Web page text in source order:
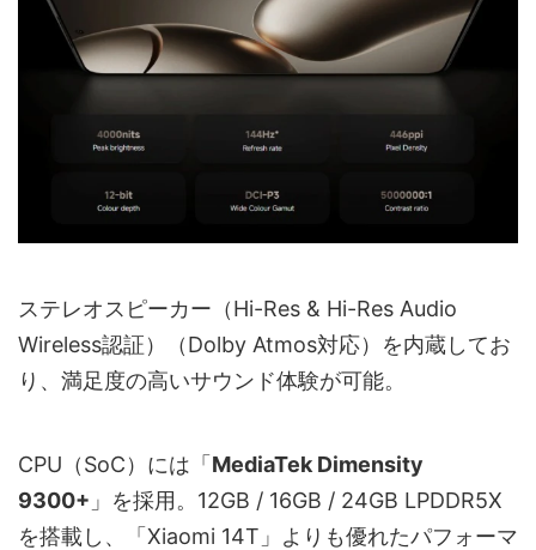
ステレオスピーカー（Hi-Res & Hi-Res Audio
Wireless認証）（Dolby Atmos対応）を内蔵してお
り、満足度の高いサウンド体験が可能。
CPU（SoC）には「MediaTek Dimensity
9300+ 」を採用。12GB / 16GB / 24GB LPDDR5X
を搭載し、「Xiaomi 14T」よりも優れたパフォーマ